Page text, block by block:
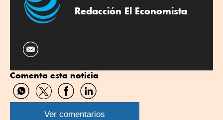
Redacción El Economista
Comenta esta noticia
Compartir
por
WhatsApp
Compartir
por
Twitter
Compartir
por
Facebook
Compartir
por
Linkedin
Ver comentarios